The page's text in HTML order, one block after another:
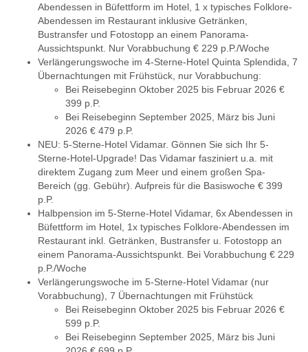
Abendessen in Büfettform im Hotel, 1 x typisches Folklore-
Abendessen im Restaurant inklusive Getränken,
Bustransfer und Fotostopp an einem Panorama-
Aussichtspunkt. Nur Vorabbuchung € 229 p.P./Woche
Verlängerungswoche im 4-Sterne-Hotel Quinta Splendida, 7
Übernachtungen mit Frühstück, nur Vorabbuchung:
Bei Reisebeginn Oktober 2025 bis Februar 2026 €
399 p.P.
Bei Reisebeginn September 2025, März bis Juni
2026 € 479 p.P.
NEU: 5-Sterne-Hotel Vidamar. Gönnen Sie sich Ihr 5-
Sterne-Hotel-Upgrade! Das Vidamar fasziniert u.a. mit
direktem Zugang zum Meer und einem großen Spa-
Bereich (gg. Gebühr). Aufpreis für die Basiswoche € 399
p.P.
Halbpension im 5-Sterne-Hotel Vidamar, 6x Abendessen in
Büfettform im Hotel, 1x typisches Folklore-Abendessen im
Restaurant inkl. Getränken, Bustransfer u. Fotostopp an
einem Panorama-Aussichtspunkt. Bei Vorabbuchung € 229
p.P./Woche
Verlängerungswoche im 5-Sterne-Hotel Vidamar (nur
Vorabbuchung), 7 Übernachtungen mit Frühstück
Bei Reisebeginn Oktober 2025 bis Februar 2026 €
599 p.P.
Bei Reisebeginn September 2025, März bis Juni